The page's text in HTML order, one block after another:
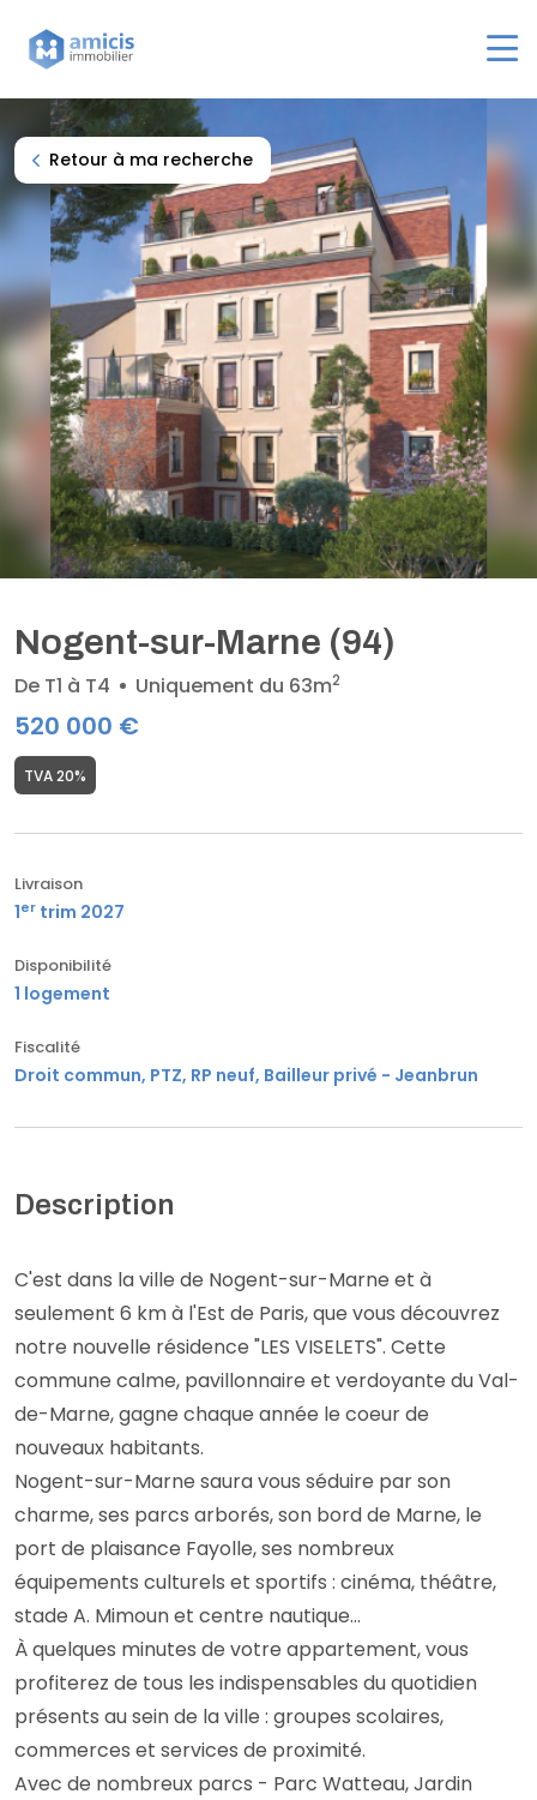
Navigation principale
Retour à ma recherche
Nogent-sur-Marne (94)
De T1 à T4 Uniquement du 63m2
520 000 €
TVA 20%
Livraison
1er trim 2027
Disponibilité
1 logement
Fiscalité
Droit commun, PTZ, RP neuf, Bailleur privé - Jeanbrun
Description
C'est dans la ville de Nogent-sur-Marne et à
seulement 6 km à l'Est de Paris, que vous découvrez
notre nouvelle résidence "LES VISELETS". Cette
commune calme, pavillonnaire et verdoyante du Val-
de-Marne, gagne chaque année le coeur de
nouveaux habitants.
Nogent-sur-Marne saura vous séduire par son
charme, ses parcs arborés, son bord de Marne, le
port de plaisance Fayolle, ses nombreux
équipements culturels et sportifs : cinéma, théâtre,
stade A. Mimoun et centre nautique...
À quelques minutes de votre appartement, vous
profiterez de tous les indispensables du quotidien
présents au sein de la ville : groupes scolaires,
commerces et services de proximité.
Avec de nombreux parcs - Parc Watteau, Jardin